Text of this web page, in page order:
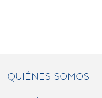
QUIÉNES SOMOS